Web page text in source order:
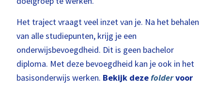
Het traject vraagt veel inzet van je. Na het behalen
van alle studiepunten, krijg je een
onderwijsbevoegdheid. Dit is geen bachelor
diploma. Met deze bevoegdheid kan je ook in het
basisonderwijs werken. Bekijk dezefoldervoor